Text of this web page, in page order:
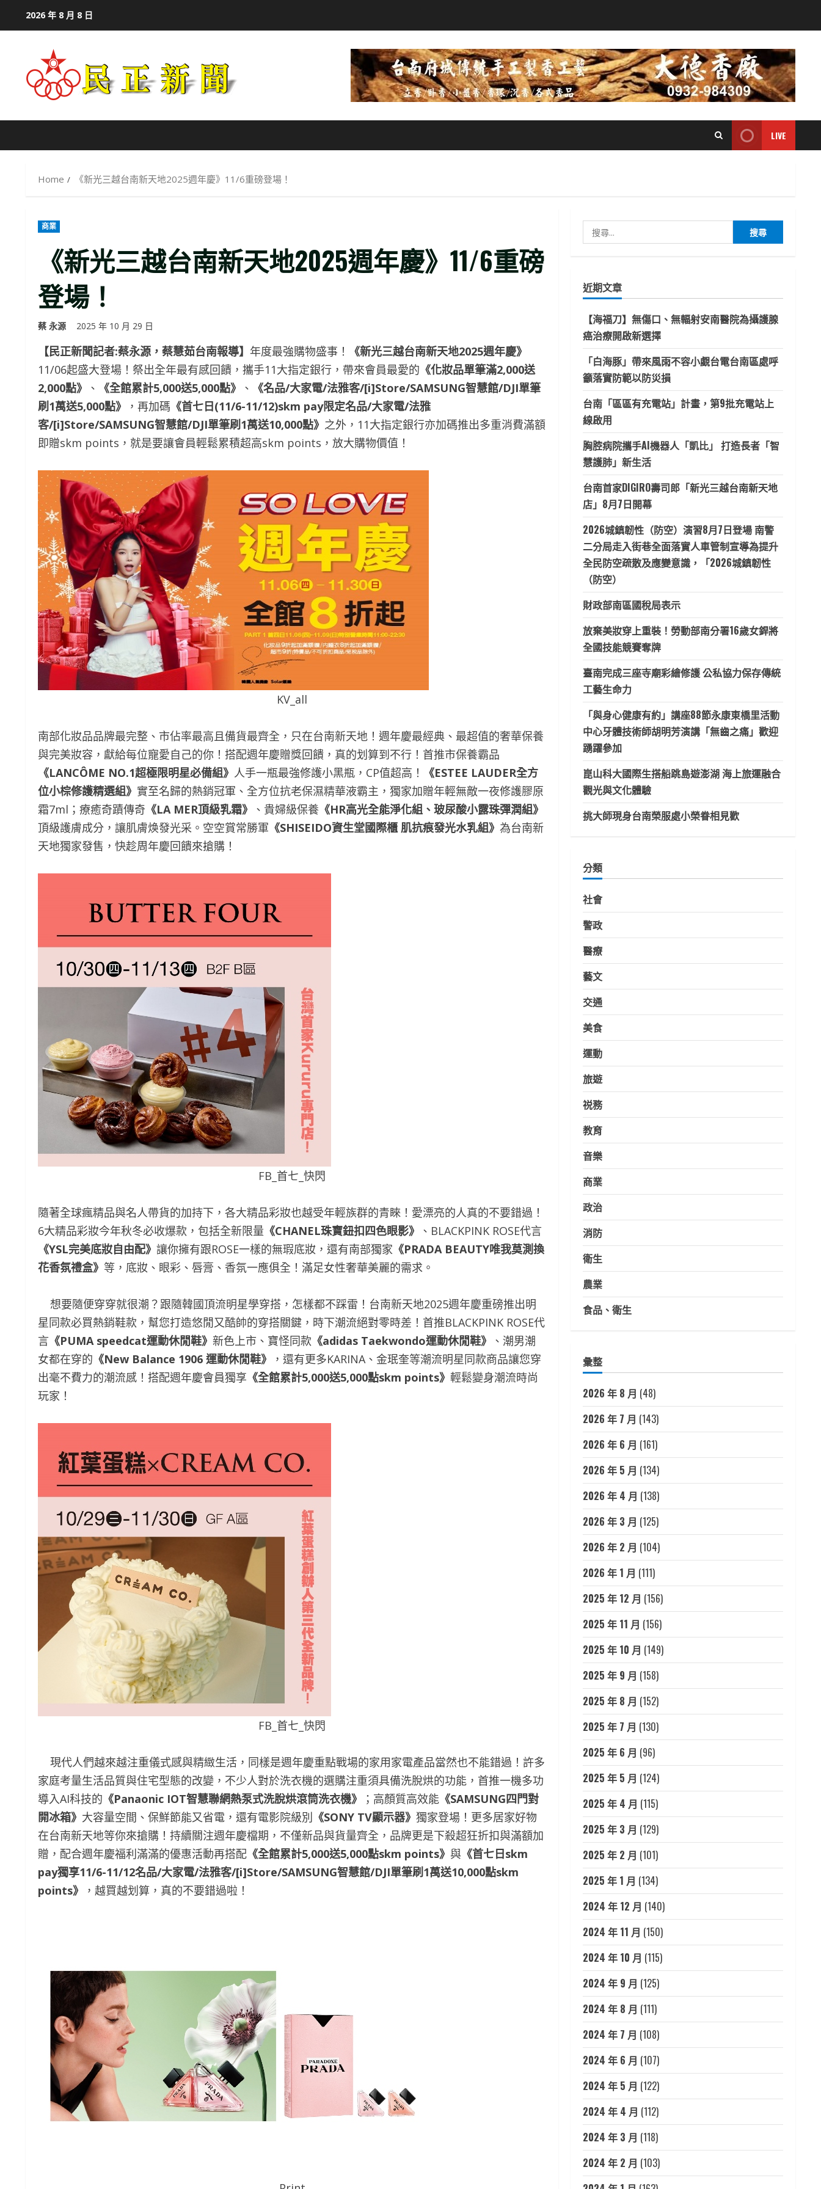
2026 年 8 月 8 日
LIVE
Home 《新光三越台南新天地2025週年慶》11/6重磅登場！
商業
《新光三越台南新天地2025週年慶》11/6重磅
登場！
蔡 永源 2025 年 10 月 29 日
【民正新聞記者:蔡永源，蔡慧茹台南報導】 年度最強購物盛事！
《新光三越台南新天地2025週年慶》
11/06起盛大登場！祭出全年最有感回饋，攜手11大指定銀行，帶來會員最愛的 《化妝品單筆滿2,000送
2,000點》
、 《全館累計5,000送5,000點》 、
《名品/大家電/法雅客/[i]Store/SAMSUNG智慧館/DJI單筆
刷1萬送5,000點》
，再加碼 《首七日(11/6-11/12)skm pay限定名品/大家電/法雅
客/[i]Store/SAMSUNG智慧館/DJI單筆刷1萬送10,000點》 之外，11大指定銀行亦加碼推出多重消費滿額
即贈skm points，就是要讓會員輕鬆累積超高skm points，放大購物價值！
KV_all
南部化妝品品牌最完整、市佔率最高且備貨最齊全，只在台南新天地！週年慶最經典、最超值的奢華保養
與完美妝容，獻給每位寵愛自己的你！搭配週年慶贈獎回饋，真的划算到不行！首推市保養霸品
《LANCÔME NO.1超極限明星必備組》 人手一瓶最強修護小黑瓶，CP值超高！ 《ESTEE LAUDER全方
位小棕修護精選組》 實至名歸的熱銷冠軍、全方位抗老保濕精華液霸主，獨家加贈年輕無敵一夜修護膠原
霜7ml；療癒奇蹟傳奇 《LA MER頂級乳霜》 、貴婦級保養 《HR高光全能淨化組、玻尿酸小露珠彈潤組》
頂級護膚成分，讓肌膚焕發光采。空空賞常勝軍 《SHISEIDO資生堂國際櫃 肌抗痕發光水乳組》 為台南新
天地獨家發售，快趁周年慶回饋來搶購！
FB_首七_快閃
隨著全球瘋精品與名人帶貨的加持下，各大精品彩妝也越受年輕族群的青睞！愛漂亮的人真的不要錯過！
6大精品彩妝今年秋冬必收爆款，包括全新限量 《CHANEL珠寶鈕扣四色眼影》
、BLACKPINK ROSE代言
《YSL完美底妝自由配》 讓你擁有跟ROSE一樣的無瑕底妝，還有南部獨家 《PRADA BEAUTY唯我莫測換
花香氛禮盒》 等，底妝、眼彩、唇膏、香氛一應俱全！滿足女性奢華美麗的需求。
想要隨便穿穿就很潮？跟隨韓國頂流明星學穿搭，怎樣都不踩雷！台南新天地2025週年慶重磅推出明
星同款必買熱銷鞋款，幫您打造悠閒又酷帥的穿搭關鍵，時下潮流絕對零時差！首推BLACKPINK ROSE代
言 《PUMA speedcat運動休閒鞋》 新色上市、寶怪同款 《adidas Taekwondo運動休閒鞋》
、潮男潮
女都在穿的 《New Balance 1906 運動休閒鞋》
，還有更多KARINA、金珉奎等潮流明星同款商品讓您穿
出毫不費力的潮流感！搭配週年慶會員獨享 《全館累計5,000送5,000點skm points》 輕鬆變身潮流時尚
玩家！
FB_首七_快閃
現代人們越來越注重儀式感與精緻生活，同樣是週年慶重點戰場的家用家電產品當然也不能錯過！許多
家庭考量生活品質與住宅型態的改變，不少人對於洗衣機的選購注重須具備洗脫烘的功能，首推一機多功
導入AI科技的 《Panaonic IOT智慧聯網熱泵式洗脫烘滾筒洗衣機》 ；高顏質高效能 《SAMSUNG四門對
開冰箱》 大容量空間、保鮮節能又省電，還有電影院級別 《SONY TV顯示器》 獨家登場！更多居家好物
在台南新天地等你來搶購！持續關注週年慶檔期，不僅新品與貨量齊全，品牌更是下殺超狂折扣與滿額加
贈，配合週年慶福利滿滿的優惠活動再搭配 《全館累計5,000送5,000點skm points》 與 《首七日skm
pay獨享11/6-11/12名品/大家電/法雅客/[i]Store/SAMSUNG智慧館/DJI單筆刷1萬送10,000點skm
points》 ，越買越划算，真的不要錯過啦！
尋
字:
近期文章
【海福刀】無傷口、無輻射安南醫院為攝護腺
癌治療開啟新選擇
「白海豚」帶來風雨不容小覷台電台南區處呼
籲落實防範以防災損
台南「區區有充電站」計畫，第9批充電站上
線啟用
胸腔病院攜手AI機器人「凱比」 打造長者「智
慧護肺」新生活
台南首家DIGIRO壽司郎「新光三越台南新天地
店」8月7日開幕
2026城鎮韌性（防空）演習8月7日登場 南警
二分局走入街巷全面落實人車管制宣導為提升
全民防空疏散及應變意識，「2026城鎮韌性
（防空）
財政部南區國稅局表示
放棄美妝穿上重裝！勞動部南分署16歲女銲將
全國技能競賽奪牌
臺南完成三座寺廟彩繪修護 公私協力保存傳統
工藝生命力
「與身心健康有約」講座88節永康東橋里活動
中心牙體技術師胡明芳演講「無齒之痛」歡迎
踴躍參加
崑山科大國際生搭船跳島遊澎湖 海上旅運融合
觀光與文化體驗
挑大師現身台南榮服處小榮眷相見歡
分類
社會
警政
醫療
藝文
交通
美食
運動
旅遊
祱務
教育
音樂
商業
政治
消防
衛生
農業
食品、衛生
彙整
2026 年 8 月 (48)
2026 年 7 月 (143)
2026 年 6 月 (161)
2026 年 5 月 (134)
2026 年 4 月 (138)
2026 年 3 月 (125)
2026 年 2 月 (104)
2026 年 1 月 (111)
2025 年 12 月 (156)
2025 年 11 月 (156)
2025 年 10 月 (149)
2025 年 9 月 (158)
2025 年 8 月 (152)
2025 年 7 月 (130)
2025 年 6 月 (96)
2025 年 5 月 (124)
2025 年 4 月 (115)
2025 年 3 月 (129)
2025 年 2 月 (101)
2025 年 1 月 (134)
2024 年 12 月 (140)
2024 年 11 月 (150)
2024 年 10 月 (115)
2024 年 9 月 (125)
2024 年 8 月 (111)
2024 年 7 月 (108)
2024 年 6 月 (107)
2024 年 5 月 (122)
2024 年 4 月 (112)
2024 年 3 月 (118)
2024 年 2 月 (103)